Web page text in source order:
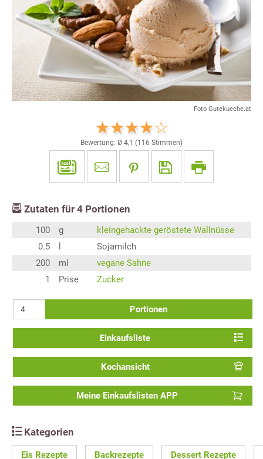
Foto Gutekueche.at
Bewertung: Ø 4,1 (116 Stimmen)
Zutaten für 4 Portionen
100 g
kleingehackte geröstete Wallnüsse
0.5
Sojamilch
200
ml
vegane Sahne
1
Prise Zucker
Portionen
Einkaufsliste
Kochansicht
Meine Einkaufslisten APP
Kategorien
Eis Rezepte Backrezepte Dessert Rezepte